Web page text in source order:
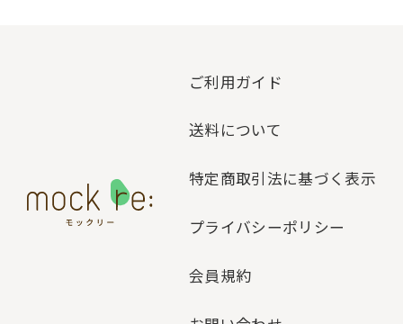
ご利用ガイド
送料について
特定商取引法に基づく表示
プライバシーポリシー
会員規約